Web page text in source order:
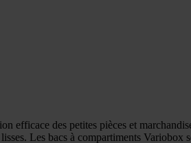
efficace des petites pièces et
Les bacs à compartiments